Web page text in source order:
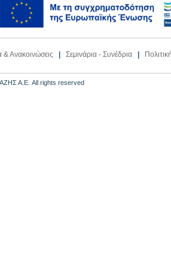
& Ανακοινώσεις | Σεμινάρια - Συνέδρια |
Α.Ε. All rights reserved